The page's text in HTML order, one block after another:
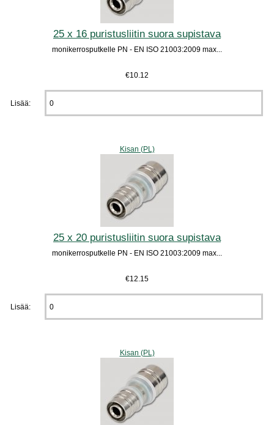
25 x 16 puristusliitin suora supistava
monikerrosputkelle PN - EN ISO 21003:2009 max...
€10.12
Lisää:
Kisan (PL)
25 x 20 puristusliitin suora supistava
monikerrosputkelle PN - EN ISO 21003:2009 max...
€12.15
Lisää:
Kisan (PL)